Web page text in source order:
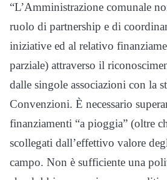
“L’Amministrazione comunale
ruolo di partnership e di
iniziative ed al relativo
parziale) attraverso il
dalle singole associazioni con la
Convenzioni. È necessario
finanziamenti “a pioggia” (oltre
scollegati dall’effettivo valore
campo. Non è sufficiente una